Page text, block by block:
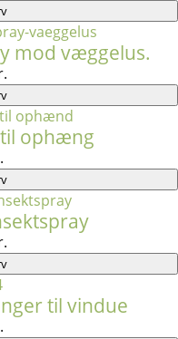
mod væggelus.
ophæng
til vindue